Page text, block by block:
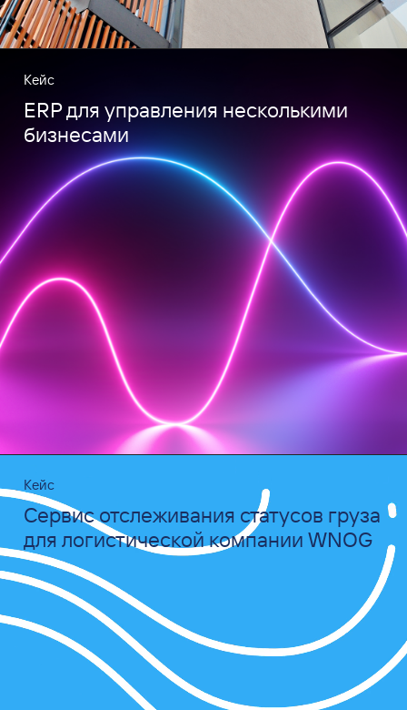
Кейс
ERP для управления несколькими
бизнесами
Кейс
Сервис отслеживания статусов груза
для логистической компании WNOG